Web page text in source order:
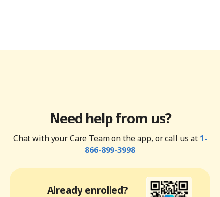
Need help from us?
Chat with your Care Team on the app, or call us at 1-
866-899-3998
Already enrolled?